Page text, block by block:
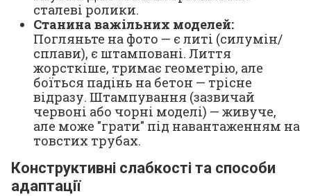
сталеві ролики.
Станина важільних моделей:
Погляньте на фото — є литі (силумін/
сплави), є штамповані. Лиття
жорсткіше, тримає геометрію, але
боїться падінь на бетон — трісне
відразу. Штампування (зазвичай
червоні або чорні моделі) — живуче,
але може "грати" під навантаженням на
товстих трубах.
Конструктивні слабкості та способи
адаптації